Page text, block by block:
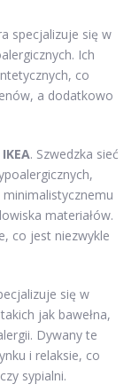
specjalizuje się w
Ich
co
a dodatkowo
IKEA. Szwedzka sieć
materiałów.
co jest niezwykle
się w
jak bawełna,
Dywany te
i relaksie, co
sypialni.